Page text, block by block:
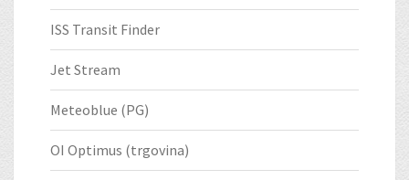
ISS Transit Finder
Jet Stream
Meteoblue (PG)
OI Optimus (trgovina)